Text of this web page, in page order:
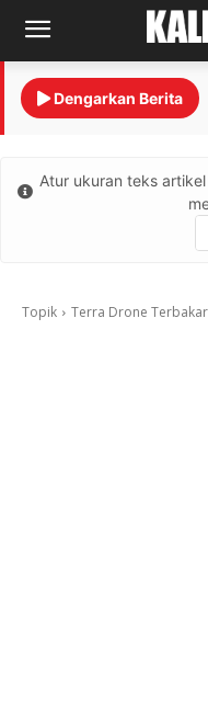
Dengarkan Berita
Atur ukuran teks
Topik Terra Drone Terbakar